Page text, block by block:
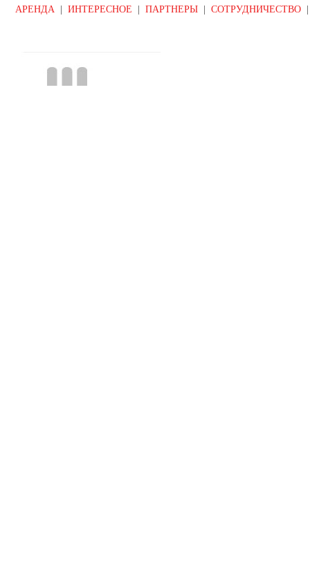
АРЕНДА ИНТЕРЕСНОЕ ПАРТНЕРЫ СОТРУДНИЧЕСТВО